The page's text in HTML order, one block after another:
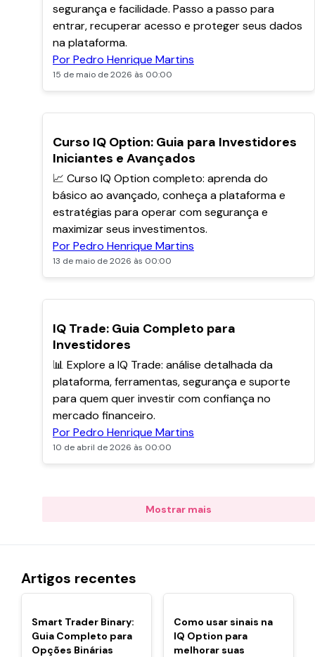
segurança e facilidade. Passo a passo para
entrar, recuperar acesso e proteger seus dados
na plataforma.
Por Pedro Henrique Martins
15 de maio de 2026 às 00:00
Curso IQ Option: Guia para Investidores
Iniciantes e Avançados
📈 Curso IQ Option completo: aprenda do
básico ao avançado, conheça a plataforma e
estratégias para operar com segurança e
maximizar seus investimentos.
Por Pedro Henrique Martins
13 de maio de 2026 às 00:00
IQ Trade: Guia Completo para
Investidores
📊 Explore a IQ Trade: análise detalhada da
plataforma, ferramentas, segurança e suporte
para quem quer investir com confiança no
mercado financeiro.
Por Pedro Henrique Martins
10 de abril de 2026 às 00:00
Mostrar mais
Artigos recentes
POPULARES
Smart Trader Binary:
Guia Completo para
Opções Binárias
POPULARES
Como usar sinais na
IQ Option para
melhorar suas